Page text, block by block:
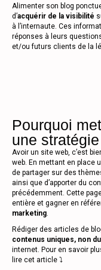
Alimenter son blog
d’acquérir de la visibilité
à l’internaute. Ces
réponses à leurs
et/ou futurs clients de la
Pourquoi
une
Avoir un site web, c’est
web. En mettant en place
de partager sur des
ainsi que d’apporter du
précédemment. Cette
entière et gagner en
marketing.
Rédiger des articles de
contenus uniques, non
internet. Pour en savoir
lire cet article ⤵️